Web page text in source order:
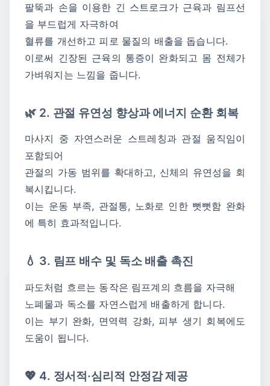
팔뚝과 손을 이용한 긴 스트로크가 근육과 림프선
을 부드럽게 자극하여
혈류를 개선하고 피로 물질의 배출을 돕습니다.
이로써 긴장된 근육의 통증이 완화되고 몸 전체가
가벼워지는 느낌을 줍니다.
🌿 2. 관절 유연성 향상과 에너지 순환 회복
마사지 중 자연스러운 스트레칭과 관절 움직임이
포함되어
관절의 가동 범위를 확대하고, 신체의 유연성을 회
복시킵니다.
이는 운동 부족, 관절통, 노화로 인한 뻣뻣함 완화
에 특히 효과적입니다.
💧 3. 림프 배수 및 독소 배출 촉진
파도처럼 흐르는 동작은 림프계의 흐름을 자극해
노폐물과 독소를 자연스럽게 배출하게 합니다.
이는 부기 완화, 면역력 강화, 피부 생기 회복에도
도움이 됩니다.
💖 4. 정서적·심리적 안정감 제공